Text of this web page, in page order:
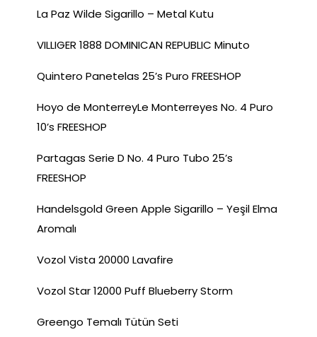
La Paz Wilde Sigarillo – Metal Kutu
VILLIGER 1888 DOMINICAN REPUBLIC Minuto
Quintero Panetelas 25’s Puro FREESHOP
Hoyo de MonterreyLe Monterreyes No. 4 Puro
10’s FREESHOP
Partagas Serie D No. 4 Puro Tubo 25’s
FREESHOP
Handelsgold Green Apple Sigarillo – Yeşil Elma
Aromalı
Vozol Vista 20000 Lavafire
Vozol Star 12000 Puff Blueberry Storm
Greengo Temalı Tütün Seti